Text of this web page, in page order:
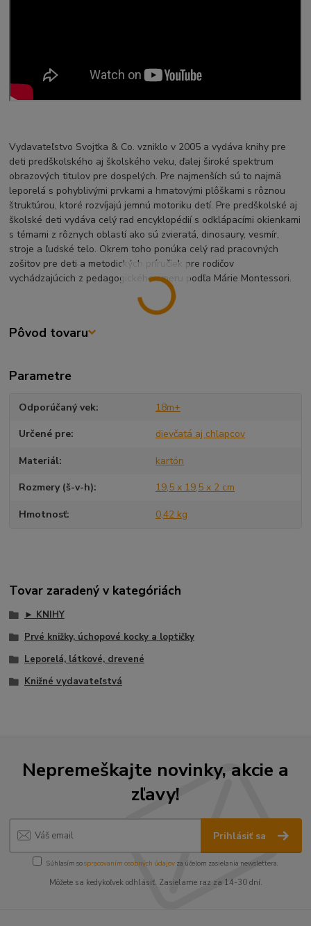
Vydavateľstvo Svojtka & Co. vzniklo v 2005 a vydáva knihy pre
deti predškolského aj školského veku, ďalej široké spektrum
obrazových titulov pre dospelých. Pre najmenších sú to najmä
leporelá s pohyblivými prvkami a hmatovými plôškami s rôznou
štruktúrou, ktoré rozvíjajú jemnú motoriku detí. Pre predškolské aj
školské deti vydáva celý rad encyklopédií s odklápacími okienkami
s témami z rôznych oblastí ako sú zvieratá, dinosaury, vesmír,
stroje a ľudské telo. Okrem toho ponúka celý rad pracovných
zošitov pre deti a metodických príručiek pre rodičov
vychádzajúcich z pedagogického smeru podľa Márie Montessori.
Pôvod tovaru
Parametre
Odporúčaný vek 18m+
Určené pre dievčatá aj chlapcov
Materiál kartón
Rozmery (š-v-h) 19,5 x 19,5 x 2 cm
Hmotnosť 0,42 kg
Tovar zaradený v kategóriách
► KNIHY
Prvé knižky, úchopové kocky a loptičky
Leporelá, látkové, drevené
Knižné vydavateľstvá
Nepremeškajte novinky, akcie a
zľavy!
Prihlásiť sa
Súhlasím sospracovaním osobných údajov za účelom zasielania newslettera.
Môžete sa kedykoľvek odhlásiť. Zasielame raz za 14-30 dní.